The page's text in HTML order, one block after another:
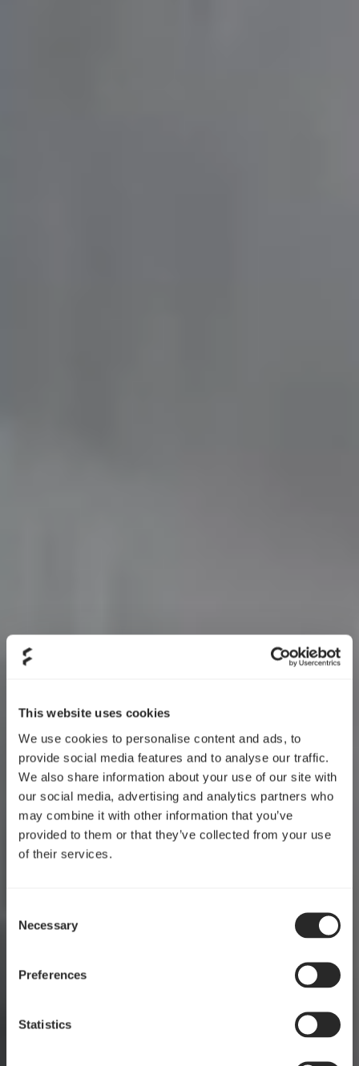
This website uses cookies
We use cookies to personalise content and ads, to
provide social media features and to analyse our traffic.
We also share information about your use of our site with
our social media, advertising and analytics partners who
may combine it with other information that you’ve
provided to them or that they’ve collected from your use
of their services.
Selection
Necessary
Preferences
Statistics